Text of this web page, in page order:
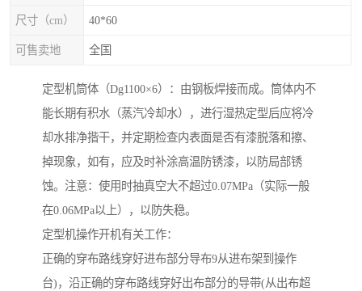
尺寸（cm） 40*60
可售卖地 全国
定型机筒体（Dg1100×6）：由钢板焊接而成。筒体内不
能长期有积水（蒸汽冷却水），进行湿热定型后应将冷
却水排净揩干，并定期检查内表面是否有漆脱落和擦、
掉现象，如有，应及时补涂高温防锈漆，以防局部锈
蚀。注意：使用时抽真空大不超过0.07MPa（实际一般
在0.06MPa以上），以防失稳。
定型机操作开机有关工作：
正确的穿布路线穿好进布部分导布9从进布架到操作
台)，沿正确的穿布路线穿好出布部分的导带(从出布超